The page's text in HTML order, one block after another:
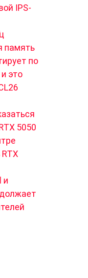
IPS-
память
по
это
5050
и